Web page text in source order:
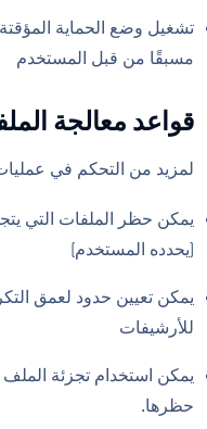
مسبقًا من قبل المستخدم
قواعد معالجة
لمزيد من التحكم في
يمكن حظر الملفات التي
(يحدده المستخدم)
يمكن تعيين حدود لعمق
للأرشيفات
يمكن استخدام تجزئة الملف
حظرها.